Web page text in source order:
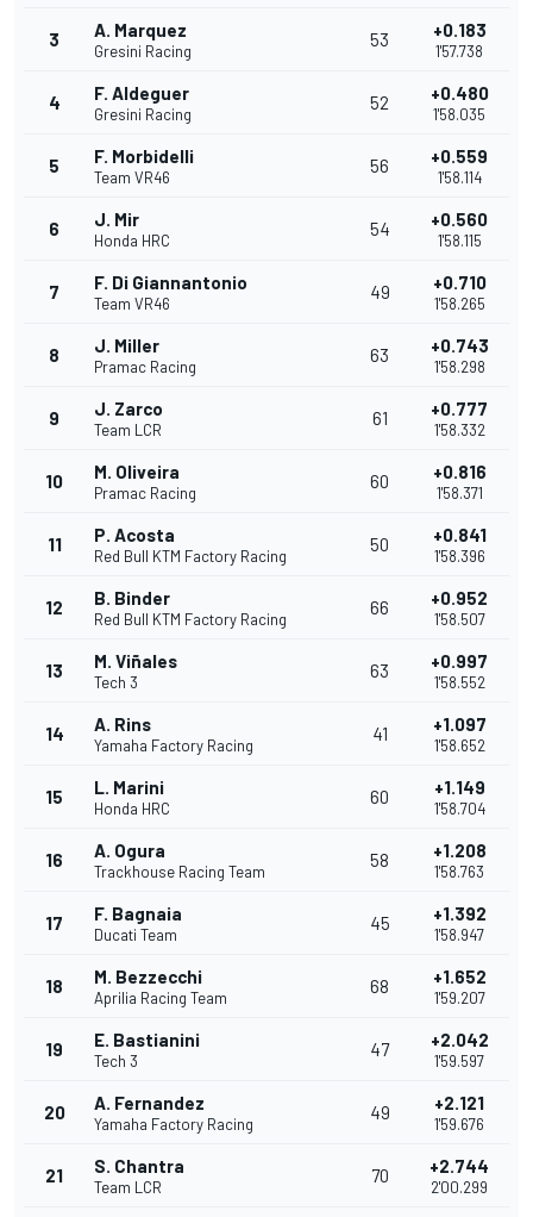
3 A. Marquez
Gresini Racing
53 +0.183
1'57.738
4 F. Aldeguer
Gresini Racing
52 +0.480
1'58.035
5 F. Morbidelli
Team VR46
56 +0.559
1'58.114
6 J. Mir
Honda HRC
54 +0.560
1'58.115
7 F. Di Giannantonio
Team VR46
49 +0.710
1'58.265
8 J. Miller
Pramac Racing
63 +0.743
1'58.298
9 J. Zarco
Team LCR
61 +0.777
1'58.332
10 M. Oliveira
Pramac Racing
60 +0.816
1'58.371
11 P. Acosta
Red Bull KTM Factory Racing
50 +0.841
1'58.396
12 B. Binder
Red Bull KTM Factory Racing
66 +0.952
1'58.507
13 M. Viñales
Tech 3
63 +0.997
1'58.552
14 A. Rins
Yamaha Factory Racing
41 +1.097
1'58.652
15 L. Marini
Honda HRC
60 +1.149
1'58.704
16 A. Ogura
Trackhouse Racing Team
58 +1.208
1'58.763
17 F. Bagnaia
Ducati Team
45 +1.392
1'58.947
18 M. Bezzecchi
Aprilia Racing Team
68 +1.652
1'59.207
19 E. Bastianini
Tech 3
47 +2.042
1'59.597
20 A. Fernandez
Yamaha Factory Racing
49 +2.121
1'59.676
21 S. Chantra
Team LCR
70 +2.744
2'00.299